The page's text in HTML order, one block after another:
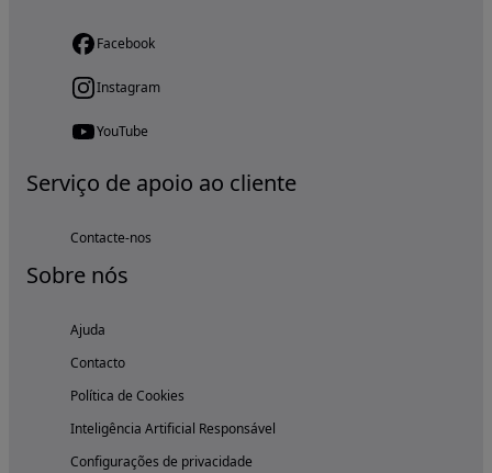
Facebook
Instagram
YouTube
Serviço de apoio ao cliente
Contacte-nos
Sobre nós
Ajuda
Contacto
Política de Cookies
Inteligência Artificial Responsável
Configurações de privacidade